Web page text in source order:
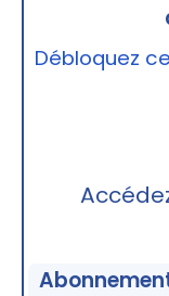
Débloquez